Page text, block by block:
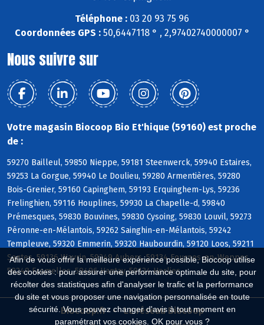
Afin de vous offrir la meilleure expérience possible, Biocoop utilise
des cookies : pour assurer une performance optimale du site, pour
récolter des statistiques afin d'analyser le trafic et la performance
du site et vous proposer une navigation personnalisée en toute
sécurité. Vous pouvez changer d'avis à tout moment en
paramétrant vos cookies. OK pour vous ?
Téléphone : 03 20 93 75 96
Coordonnées GPS :50,6447118 ° , 2,97402740000007 °
Nous suivre sur
Votre magasin Biocoop Bio Et'hique (59160) est proche
de :
59270 Bailleul, 59850 Nieppe, 59181 Steenwerck, 59940 Estaires,
59253 La Gorgue, 59940 Le Doulieu, 59280 Armentières, 59280
Bois-Grenier, 59160 Capinghem, 59193 Erquinghem-Lys, 59236
Frelinghien, 59116 Houplines, 59930 La Chapelle-d, 59840
Prémesques, 59830 Bouvines, 59830 Cysoing, 59830 Louvil, 59273
Péronne-en-Mélantois, 59262 Sainghin-en-Mélantois, 59242
Templeuve, 59320 Emmerin, 59320 Haubourdin, 59120 Loos, 59211
Santes, 59136 Wavrin, 59249 Aubers, 59134 Fournes-en-Weppes,
59249 Fromelles, 59496 Hantay, 59134 Herlies
Biocoop.fr
Le réseau Biocoop